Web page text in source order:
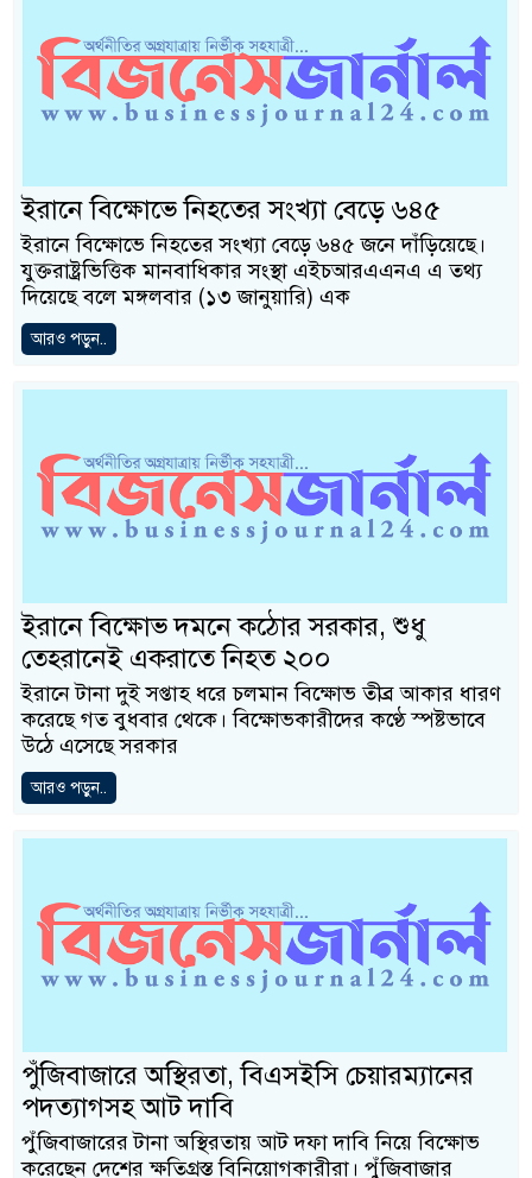
ইরানে বিক্ষোভে নিহতের সংখ্যা বেড়ে ৬৪৫
ইরানে বিক্ষোভে নিহতের সংখ্যা বেড়ে ৬৪৫ জনে দাঁড়িয়েছে।
যুক্তরাষ্ট্রভিত্তিক মানবাধিকার সংস্থা এইচআরএএনএ এ তথ্য
দিয়েছে বলে মঙ্গলবার (১৩ জানুয়ারি) এক
আরও পড়ুন..
ইরানে বিক্ষোভ দমনে কঠোর সরকার, শুধু
তেহরানেই একরাতে নিহত ২০০
ইরানে টানা দুই সপ্তাহ ধরে চলমান বিক্ষোভ তীব্র আকার ধারণ
করেছে গত বুধবার থেকে। বিক্ষোভকারীদের কণ্ঠে স্পষ্টভাবে
উঠে এসেছে সরকার
আরও পড়ুন..
পুঁজিবাজারে অস্থিরতা, বিএসইসি চেয়ারম্যানের
পদত্যাগসহ আট দাবি
পুঁজিবাজারের টানা অস্থিরতায় আট দফা দাবি নিয়ে বিক্ষোভ
করেছেন দেশের ক্ষতিগ্রস্ত বিনিয়োগকারীরা। পুঁজিবাজার